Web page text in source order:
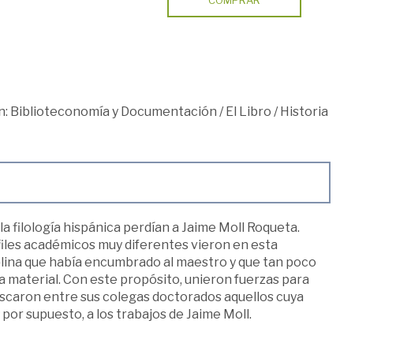
Biblioteconomía y Documentación /El Libro /Historia
filología hispánica perdían a Jaime Moll Roqueta.
académicos muy diferentes vieron en esta
que había encumbrado al maestro y que tan poco
Con este propósito, unieron fuerzas para
entre sus colegas doctorados aquellos cuya
supuesto, a los trabajos de Jaime Moll.